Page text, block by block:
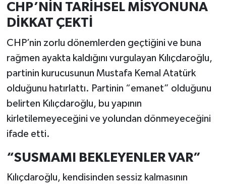
CHP’NİN TARİHSEL MİSYONUNA
DİKKAT ÇEKTİ
CHP’nin zorlu dönemlerden geçtiğini ve buna
rağmen ayakta kaldığını vurgulayan Kılıçdaroğlu,
partinin kurucusunun Mustafa Kemal Atatürk
olduğunu hatırlattı. Partinin “emanet” olduğunu
belirten Kılıçdaroğlu, bu yapının
kirletilemeyeceğini ve yolundan dönmeyeceğini
ifade etti.
“SUSMAMI BEKLEYENLER VAR”
Kılıçdaroğlu, kendisinden sessiz kalmasının